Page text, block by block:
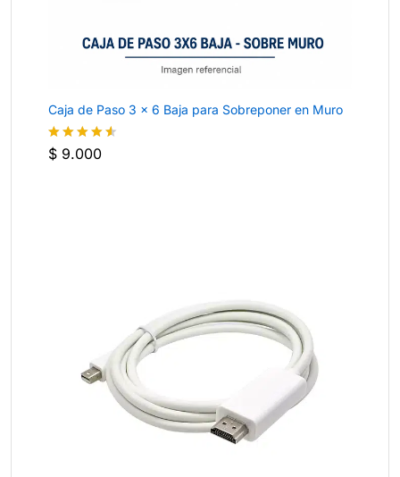
Caja de Paso 3 × 6 Baja para Sobreponer en Muro
Valorado
$ 9.000